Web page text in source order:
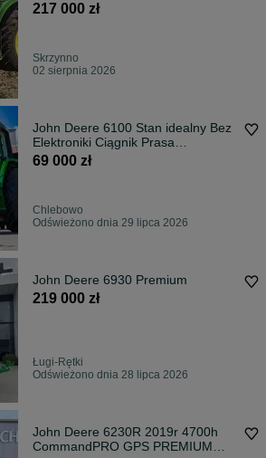
217 000 zł
Skrzynno
02 sierpnia 2026
John Deere 6100 Stan idealny Bez
Elektroniki Ciągnik Prasa
Rozrzutnik Obornika JOHN DEERE
69 000 zł
Chlebowo
Odświeżono dnia 29 lipca 2026
John Deere 6930 Premium
219 000 zł
Ługi-Rętki
Odświeżono dnia 28 lipca 2026
John Deere 6230R 2019r 4700h
CommandPRO GPS PREMIUM